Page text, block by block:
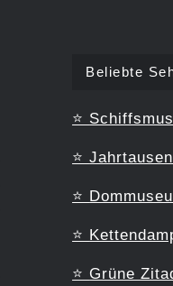
Beliebte
⭐
⭐
⭐
⭐
⭐ Grüne